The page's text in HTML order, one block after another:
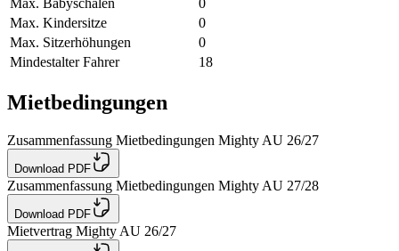
Max. Kindersitze
0
Max. Sitzerhöhungen
0
Mindestalter Fahrer
18
Mietbedingungen
Zusammenfassung Mietbedingungen Mighty AU 26/27
Download PDF
Zusammenfassung Mietbedingungen Mighty AU 27/28
Download PDF
Mietvertrag Mighty AU 26/27